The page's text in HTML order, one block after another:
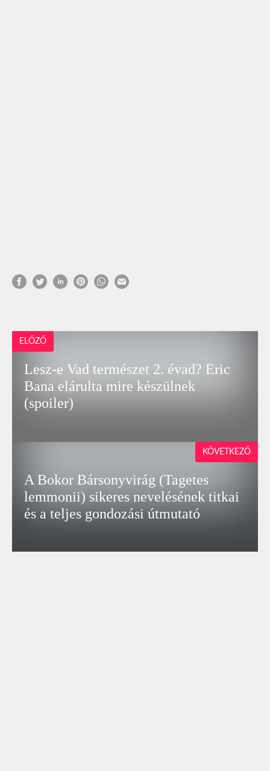
ELŐZŐ
Lesz-e Vad természet 2. évad? Eric
Bana elárulta mire készülnek
(spoiler)
A Bokor Bársonyvirág (Tagetes
lemmonii) sikeres nevelésének titkai
és a teljes gondozási útmutató
KÖVETKEZŐ